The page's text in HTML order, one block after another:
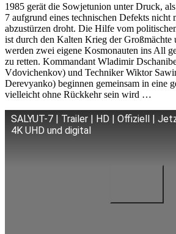
1985 gerät die Sowjetunion unter Druck,
7 aufgrund eines technischen Defekts nicht
abzustürzen droht. Die Hilfe vom
ist durch den Kalten Krieg der Großmächte
werden zwei eigene Kosmonauten ins All
zu retten. Kommandant Wladimir
Vdovichenkov) und Techniker Wiktor
Derevyanko) beginnen gemeinsam in eine
vielleicht ohne Rückkehr sein wird …
SALYUT-7 | Trailer | HD | Offiziell |
4K UHD und digital